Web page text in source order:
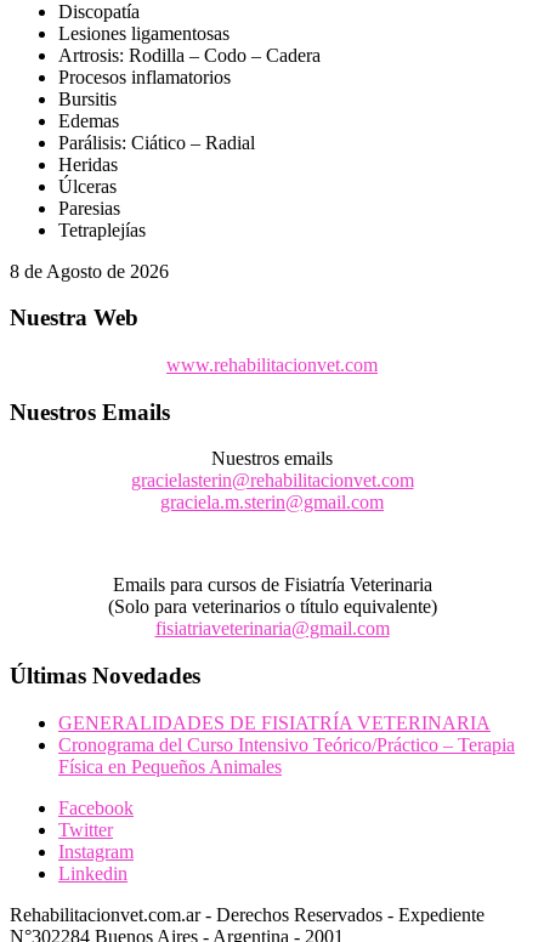
Discopatía
Lesiones ligamentosas
Artrosis: Rodilla – Codo – Cadera
Procesos inflamatorios
Bursitis
Edemas
Parálisis: Ciático – Radial
Heridas
Úlceras
Paresias
Tetraplejías
8 de Agosto de 2026
Nuestra Web
www.rehabilitacionvet.com
Nuestros Emails
Nuestros emails
gracielasterin@rehabilitacionvet.com
graciela.m.sterin@gmail.com
Emails para cursos de Fisiatría Veterinaria
(Solo para veterinarios o título equivalente)
fisiatriaveterinaria@gmail.com
Últimas Novedades
GENERALIDADES DE FISIATRÍA VETERINARIA
Cronograma del Curso Intensivo Teórico/Práctico – Terapia
Física en Pequeños Animales
Facebook
Twitter
Instagram
Linkedin
Rehabilitacionvet.com.ar - Derechos Reservados - Expediente
N°302284 Buenos Aires - Argentina - 2001